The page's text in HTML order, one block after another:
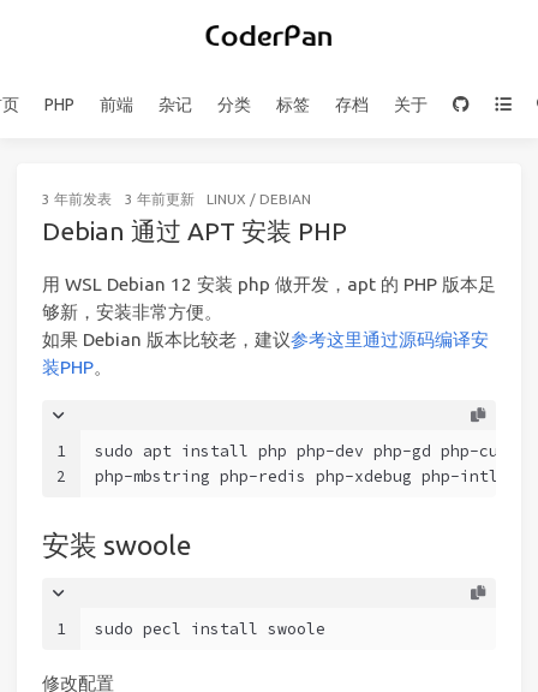
PHP 前端 杂记 分类 标签 存档 关于
3 年前发表 3 年前更新 LINUX / DEBIAN
Debian 通过 APT 安装 PHP
用 WSL Debian 12 安装 php 做开发，apt 的 PHP 版本足
够新，安装非常方便。
如果 Debian 版本比较老，建议参考这里通过源码编译安
装PHP。
1
2
sudo apt install php php-dev php-gd php-curl
php-mbstring php-redis php-xdebug php-intl
安装 swoole
1 sudo pecl install swoole
修改配置